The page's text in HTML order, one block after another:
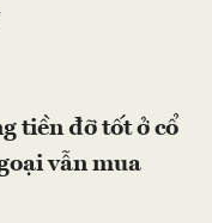
tiền đỡ tốt ở cổ
vẫn mua